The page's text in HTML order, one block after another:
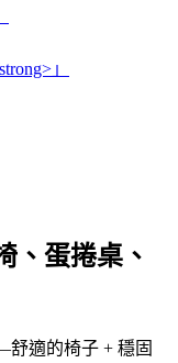
」
、蛋捲桌、
適的椅子 + 穩固